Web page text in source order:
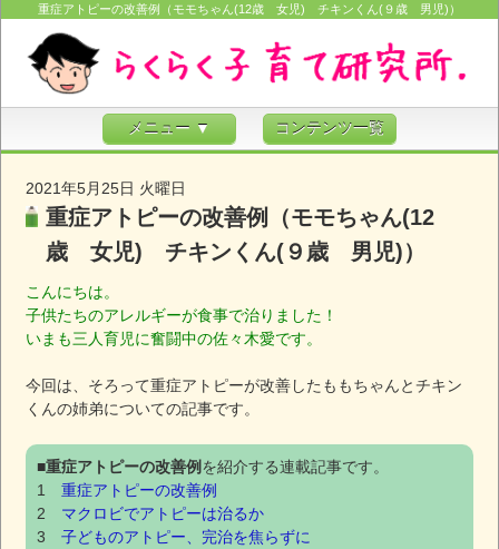
重症アトピーの改善例（モモちゃん(12歳 女児) チキンくん(９歳 男児)）
メニュー ▼ コンテンツ一覧
2021年5月25日 火曜日
重症アトピーの改善例（モモちゃん(12
歳 女児) チキンくん(９歳 男児)）
こんにちは。
子供たちのアレルギーが食事で治りました！
いまも三人育児に奮闘中の佐々木愛です。
今回は、そろって重症アトピーが改善したももちゃんとチキン
くんの姉弟についての記事です。
■重症アトピーの改善例を紹介する連載記事です。
1重症アトピーの改善例
2 マクロビでアトピーは治るか
3子どものアトピー、完治を焦らずに